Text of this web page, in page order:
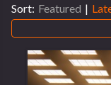
Sort: Featured |